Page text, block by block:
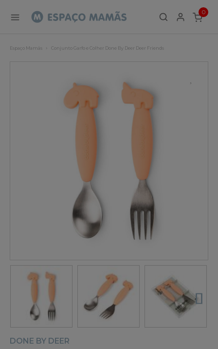
0
ITEMS
Espaço Mamãs Conjunto Garfo e Colher Done By Deer Deer Friends
DONE BY DEER